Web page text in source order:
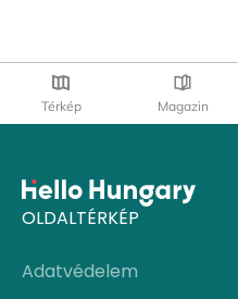
Térkép Magazin
OLDALTÉRKÉP
Adatvédelem